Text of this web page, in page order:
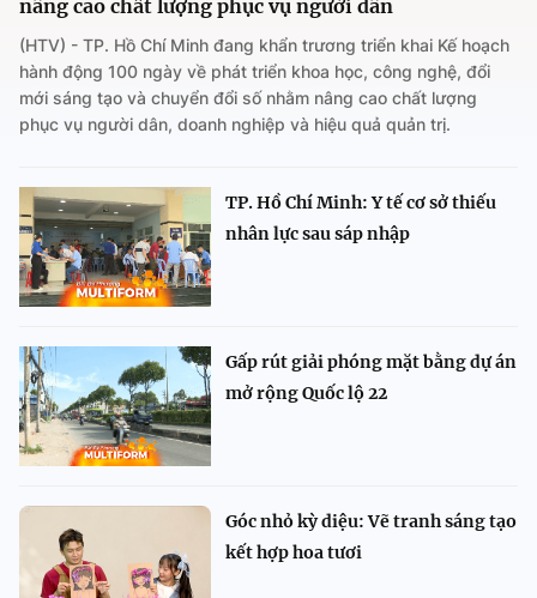
nâng cao chất lượng phục vụ người dân
(HTV) - TP. Hồ Chí Minh đang khẩn trương triển khai Kế hoạch
hành động 100 ngày về phát triển khoa học, công nghệ, đổi
mới sáng tạo và chuyển đổi số nhằm nâng cao chất lượng
phục vụ người dân, doanh nghiệp và hiệu quả quản trị.
TP. Hồ Chí Minh: Y tế cơ sở thiếu
nhân lực sau sáp nhập
Gấp rút giải phóng mặt bằng dự án
mở rộng Quốc lộ 22
Góc nhỏ kỳ diệu: Vẽ tranh sáng tạo
kết hợp hoa tươi